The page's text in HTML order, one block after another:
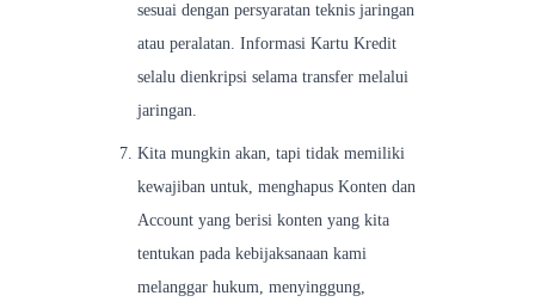
sesuai dengan persyaratan teknis jaringan
atau peralatan. Informasi Kartu Kredit
selalu dienkripsi selama transfer melalui
jaringan.
Kita mungkin akan, tapi tidak memiliki
kewajiban untuk, menghapus Konten dan
Account yang berisi konten yang kita
tentukan pada kebijaksanaan kami
melanggar hukum, menyinggung,